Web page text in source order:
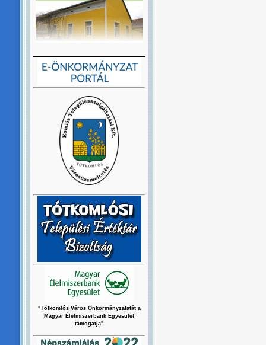
"Tótkomlós Város Önkormányzatatát a
Magyar Élelmiszerbank Egyesület
támogatja"